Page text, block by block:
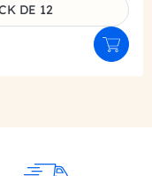
du produit
DE 12